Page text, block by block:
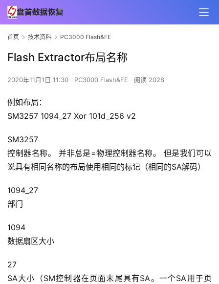
首页 技术资料 PC3000 Flash&FE
Flash Extractor布局名称
2020年11月1日 11:30 PC3000 Flash&FE 阅读 2028
例如布局：
SM3257 1094_27 Xor 101d_256 v2
SM3257
控制器名称。
并非总是=物理控制器名称。
但是我们可以
说具有相同名称的布局使用相同的标记（相同的SA解码）
1094_27
部门
1094
数据扇区大小
27
SA大小（SM控制器在页面末尾具有SA。一个SA用于页